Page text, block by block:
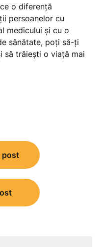
o diferență
persoanelor cu
medicului și cu o
sănătate, poți să-ți
să trăiești o viață mai
post